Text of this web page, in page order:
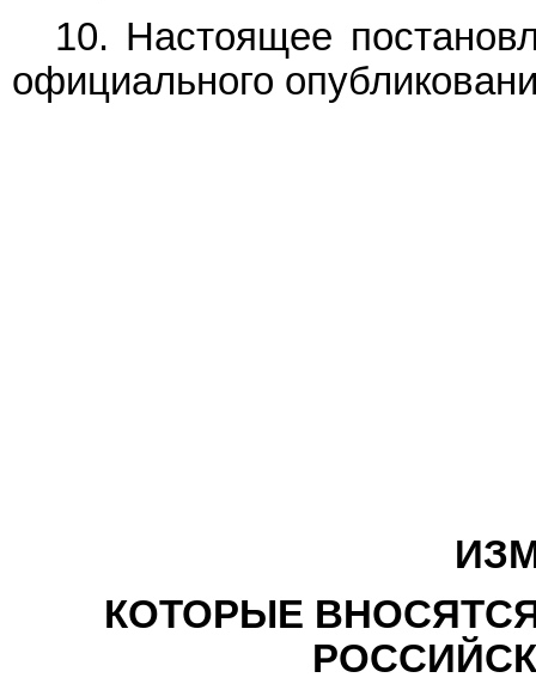
10. Настоящее
официального
КОТОРЫЕ